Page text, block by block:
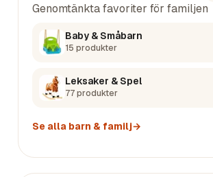
Genomtänkta favoriter för familjen
Baby & Småbarn
15 produkter
Leksaker & Spel
77produkter
Se alla barn & familj→